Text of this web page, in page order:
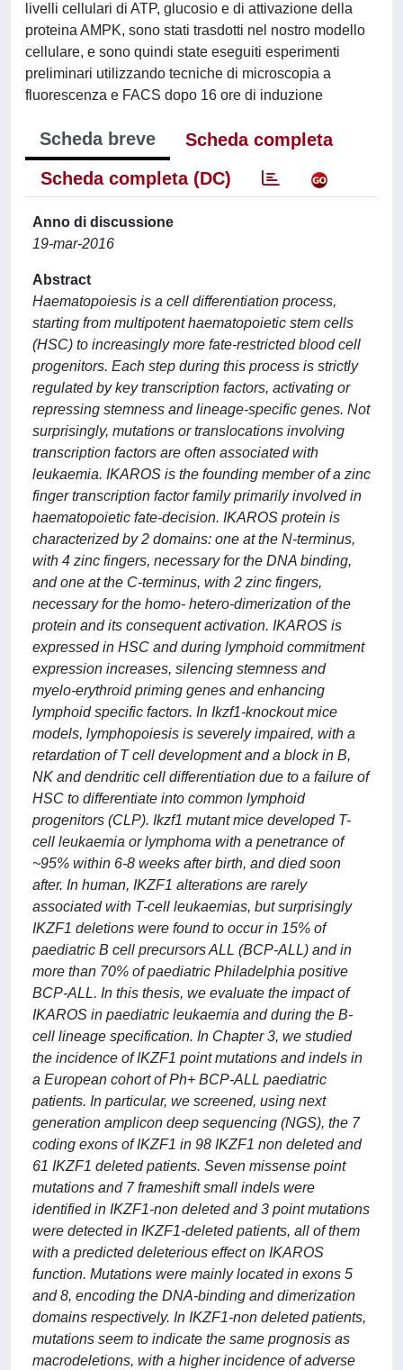
livelli cellulari di ATP, glucosio e di attivazione della
proteina AMPK, sono stati trasdotti nel nostro modello
cellulare, e sono quindi state eseguiti esperimenti
preliminari utilizzando tecniche di microscopia a
fluorescenza e FACS dopo 16 ore di induzione
Scheda breve
Scheda completa
Scheda completa (DC)
Anno di discussione
19-mar-2016
Abstract
Haematopoiesis is a cell differentiation process,
starting from multipotent haematopoietic stem cells
(HSC) to increasingly more fate-restricted blood cell
progenitors. Each step during this process is strictly
regulated by key transcription factors, activating or
repressing stemness and lineage-specific genes. Not
surprisingly, mutations or translocations involving
transcription factors are often associated with
leukaemia. IKAROS is the founding member of a zinc
finger transcription factor family primarily involved in
haematopoietic fate-decision. IKAROS protein is
characterized by 2 domains: one at the N-terminus,
with 4 zinc fingers, necessary for the DNA binding,
and one at the C-terminus, with 2 zinc fingers,
necessary for the homo- hetero-dimerization of the
protein and its consequent activation. IKAROS is
expressed in HSC and during lymphoid commitment
expression increases, silencing stemness and
myelo-erythroid priming genes and enhancing
lymphoid specific factors. In Ikzf1-knockout mice
models, lymphopoiesis is severely impaired, with a
retardation of T cell development and a block in B,
NK and dendritic cell differentiation due to a failure of
HSC to differentiate into common lymphoid
progenitors (CLP). Ikzf1 mutant mice developed T-
cell leukaemia or lymphoma with a penetrance of
~95% within 6-8 weeks after birth, and died soon
after. In human, IKZF1 alterations are rarely
associated with T-cell leukaemias, but surprisingly
IKZF1 deletions were found to occur in 15% of
paediatric B cell precursors ALL (BCP-ALL) and in
more than 70% of paediatric Philadelphia positive
BCP-ALL. In this thesis, we evaluate the impact of
IKAROS in paediatric leukaemia and during the B-
cell lineage specification. In Chapter 3, we studied
the incidence of IKZF1 point mutations and indels in
a European cohort of Ph+ BCP-ALL paediatric
patients. In particular, we screened, using next
generation amplicon deep sequencing (NGS), the 7
coding exons of IKZF1 in 98 IKZF1 non deleted and
61 IKZF1 deleted patients. Seven missense point
mutations and 7 frameshift small indels were
identified in IKZF1-non deleted and 3 point mutations
were detected in IKZF1-deleted patients, all of them
with a predicted deleterious effect on IKAROS
function. Mutations were mainly located in exons 5
and 8, encoding the DNA-binding and dimerization
domains respectively. In IKZF1-non deleted patients,
mutations seem to indicate the same prognosis as
macrodeletions, with a higher incidence of adverse